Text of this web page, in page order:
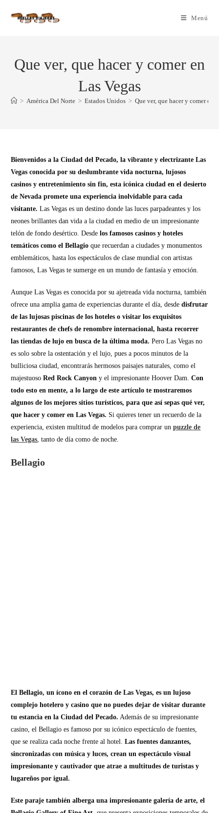
Menú
Que ver, que hacer y comer en
Las Vegas
> América Del Norte > Estados Unidos > Que ver, que hacer y comer en
Bienvenidos a la Ciudad del Pecado, la vibrante y electrizante Las
Vegas conocida por su deslumbrante vida nocturna, lujosos
casinos y entretenimiento sin fin, esta icónica ciudad en el desierto
de Nevada promete una experiencia inolvidable para cada
visitante. Las Vegas es un destino donde las luces parpadeantes y los
neones brillantes dan vida a la ciudad en medio de un impresionante
telón de fondo desértico. Desdelos famosos casinos y hoteles
temáticos como el Bellagioque recuerdan a ciudades y monumentos
emblemáticos, hasta los espectáculos de clase mundial con artistas
famosos, Las Vegas te sumerge en un mundo de fantasía y emoción.
Aunque Las Vegas es conocida por su ajetreada vida nocturna, también
ofrece una amplia gama de experiencias durante el día, desde disfrutar
de las lujosas piscinas de los hoteles o visitar los exquisitos
restaurantes de chefs de renombre internacional, hasta recorrer
las tiendas de lujo en busca de la última moda. Pero Las Vegas no
es solo sobre la ostentación y el lujo, pues a pocos minutos de la
bulliciosa ciudad, encontrarás hermosos paisajes naturales, como el
majestuosoRed Rock Canyon y el impresionante Hoover Dam.Con
todo esto en mente, a lo largo de este artículo te mostraremos
algunos de los mejores sitios turísticos, para que así sepas qué ver,
que hacer y comer en Las Vegas. Si quieres tener un recuerdo de la
experiencia, existen multitud de modelos para comprar unpuzzle de
las Vegas, tanto de día como de noche.
Bellagio
El Bellagio, un ícono en el corazón de Las Vegas, es un lujoso
complejo hotelero y casino que no puedes dejar de visitar durante
tu estancia en la Ciudad del Pecado. Además de su impresionante
casino, el Bellagio es famoso por su icónico espectáculo de fuentes,
que se realiza cada noche frente al hotel.Las fuentes danzantes,
sincronizadas con música y luces, crean un espectáculo visual
impresionante y cautivador que atrae a multitudes de turistas y
lugareños por igual.
Este paraje también alberga una impresionante galería de arte, el